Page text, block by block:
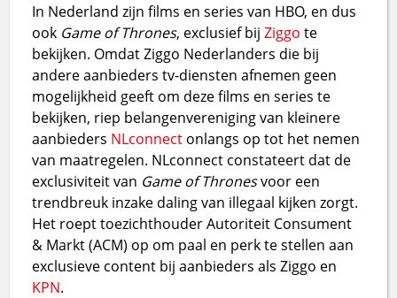
In Nederland zijn films en series van HBO, en dus
ook Game of Thrones, exclusief bijZiggo te
bekijken. Omdat Ziggo Nederlanders die bij
andere aanbieders tv-diensten afnemen geen
mogelijkheid geeft om deze films en series te
bekijken, riep belangenvereniging van kleinere
aanbieders NLconnect onlangs op tot het nemen
van maatregelen. NLconnect constateert dat de
exclusiviteit van Game of Thronesvoor een
trendbreuk inzake daling van illegaal kijken zorgt.
Het roept toezichthouder Autoriteit Consument
& Markt (ACM) op om paal en perk te stellen aan
exclusieve content bij aanbieders als Ziggo en
KPN.